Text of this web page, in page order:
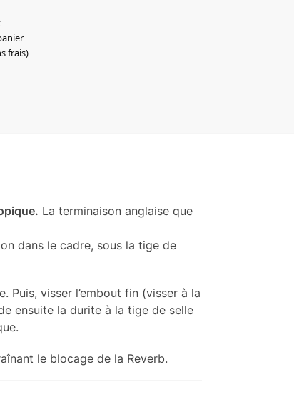
frais)
La terminaison anglaise que
dans le cadre, sous la tige de
Puis, visser l’embout fin (visser à la
ensuite la durite à la tige de selle
le blocage de la Reverb.